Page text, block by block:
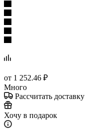
от 1 252.46 ₽
Много
Рассчитать доставку
Хочу в подарок